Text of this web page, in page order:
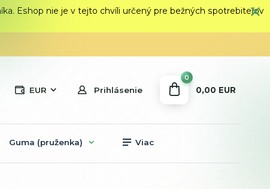
Eshop nie je v tejto chvíli určený pre bežných spotrebiteľov
EUR Prihlásenie
0
0,00 EUR
Guma (pruženka) Viac